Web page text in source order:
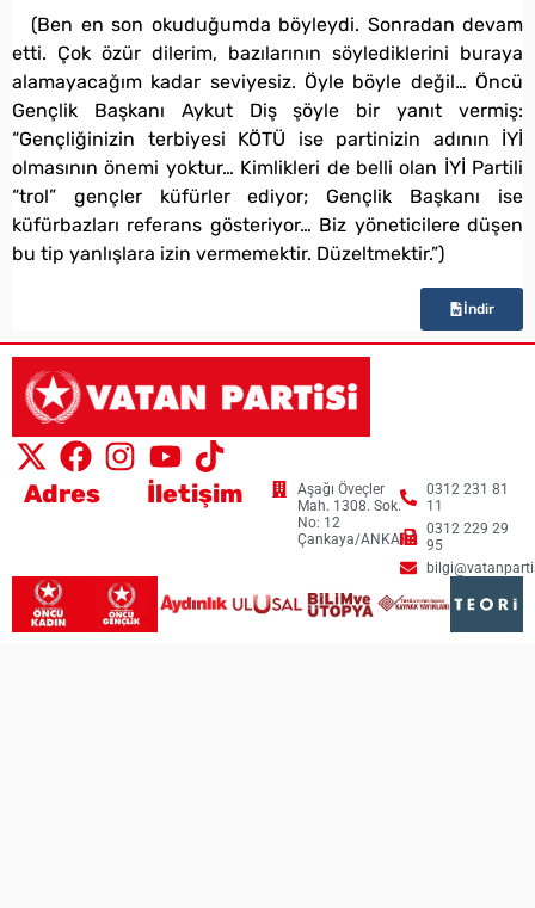
(Ben en son okuduğumda böyleydi. Sonradan devam
etti. Çok özür dilerim, bazılarının söylediklerini buraya
alamayacağım kadar seviyesiz. Öyle böyle değil… Öncü
Gençlik Başkanı Aykut Diş şöyle bir yanıt vermiş:
“Gençliğinizin terbiyesi KÖTÜ ise partinizin adının İYİ
olmasının önemi yoktur… Kimlikleri de belli olan İYİ Partili
“trol” gençler küfürler ediyor; Gençlik Başkanı ise
küfürbazları referans gösteriyor… Biz yöneticilere düşen
bu tip yanlışlara izin vermemektir. Düzeltmektir.”)
İndir
Adres
Aşağı Öveçler
Mah. 1308. Sok.
No: 12
Çankaya/ANKARA
İletişim
0312 231 81
11
0312 229 29
95